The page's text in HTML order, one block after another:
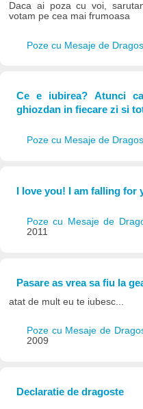
Daca ai poza cu voi,
votam pe cea mai frumoasa
Poze cu Mesaje de
Ce e iubirea? Atunci
ghiozdan in fiecare zi si
Poze cu Mesaje de
I love you! I am falling for
Poze cu Mesaje de
2011
Pasare as vrea sa fiu la
atat de mult eu te iubesc...
Poze cu Mesaje de
2009
Declaratie de dragoste